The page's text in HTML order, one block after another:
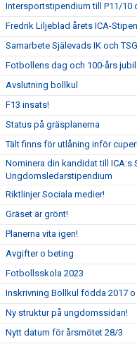
Intersportstipendium till P11/10
Fredrik Liljeblad årets ICA-
Samarbete Själevads IK och
Fotbollens dag och 100-års
Avslutning bollkul
F13 insats!
Status på gräsplanerna
Tält finns för utlåning inför
Nominera din kandidat till ICA:s
Ungdomsledarstipendium
Riktlinjer Sociala medier!
Gräset är grönt!
Planerna vita igen!
Avgifter o beting
Fotbollsskola 2023
Inskrivning Bollkul födda 2017
Ny struktur på ungdomssidan!
Nytt datum för årsmötet 28/3